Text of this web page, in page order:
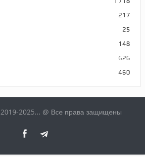
217
25
148
626
460
2019-2025... @ Все права защищены